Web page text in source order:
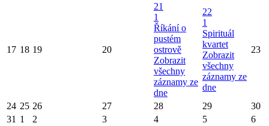
17 18 19 20
21
1
Říkání o
pustém
ostrově
Zobrazit
všechny
záznamy ze
dne
22
1
Spirituál
kvartet
Zobrazit
všechny
záznamy ze
dne
23
24 25 26 27 28 29
30
31 1 2 3 4 5 6